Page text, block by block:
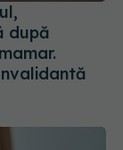
după